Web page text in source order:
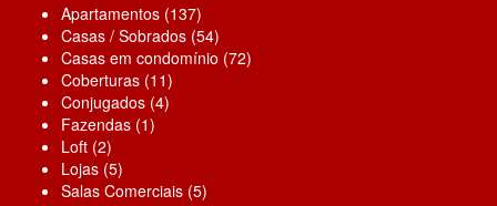
Apartamentos (137)
Casas / Sobrados (54)
Casas em condomínio (72)
Coberturas (11)
Conjugados (4)
Fazendas (1)
Loft (2)
Lojas (5)
Salas Comerciais (5)